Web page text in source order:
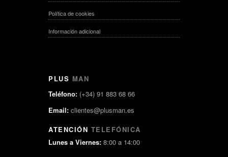
Política de cookies
Información adicional
PLUS MAN
Teléfono: (+34) 91 883 68 66
Email: clientes@plusman.es
ATENCIÓN TELEFÓNICA
Lunes a Viernes: 8:00 a 14:00